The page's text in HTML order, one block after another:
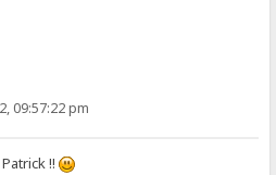
09:57:22 pm
!!